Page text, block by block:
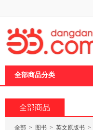
全部商品分类
全部商品
全部 > 图书 > 英文原版书 >
页
加